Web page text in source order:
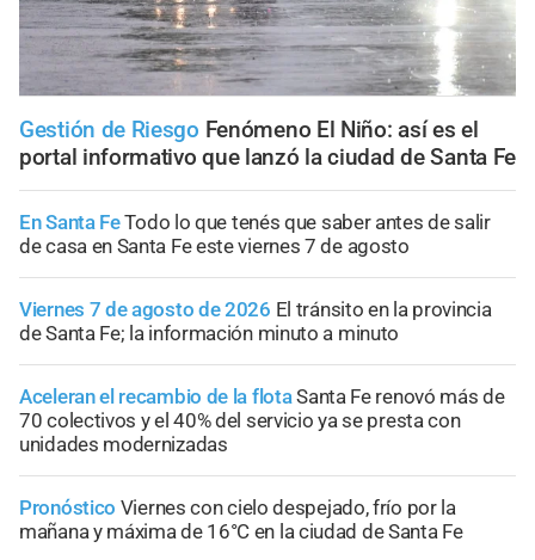
Gestión de Riesgo Fenómeno El Niño: así es el
portal informativo que lanzó la ciudad de Santa Fe
En Santa FeTodo lo que tenés que saber antes de salir
de casa en Santa Fe este viernes 7 de agosto
Viernes 7 de agosto de 2026 El tránsito en la provincia
de Santa Fe; la información minuto a minuto
Aceleran el recambio de la flotaSanta Fe renovó más de
70 colectivos y el 40% del servicio ya se presta con
unidades modernizadas
Pronóstico Viernes con cielo despejado, frío por la
mañana y máxima de 16°C en la ciudad de Santa Fe